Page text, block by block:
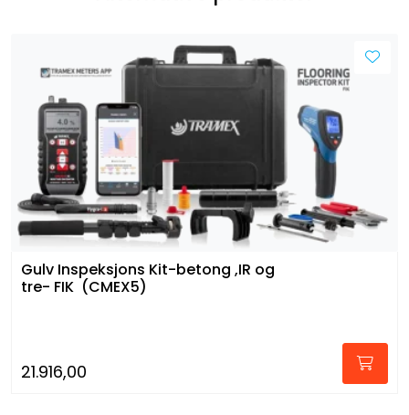
Gulv Inspeksjons Kit-betong ,IR og
tre- FIK (CMEX5)
21.916,00